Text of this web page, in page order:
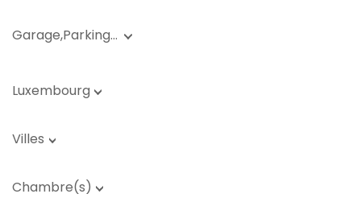
Garage,Parking…
Luxembourg
Villes
Chambre(s)